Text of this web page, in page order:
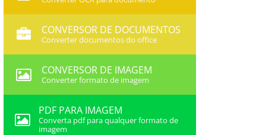
CONVERSOR DE DOCUMENTOS
Converter documentos do office
CONVERSOR DE IMAGEM
Converter formato de imagem
PDF PARA IMAGEM
Converta pdf para qualquer formato de
imagem